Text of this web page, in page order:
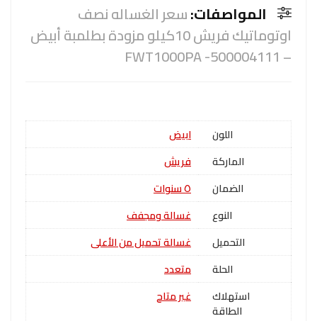
المواصفات:سعر الغساله نصف
اوتوماتيك فريش 10كيلو مزودة بطلمبة أبيض
– 500004111- FWT1000PA
اللون
ابيض
الماركة
فريش
الضمان
٥ سنوات
النوع
غسالة ومجفف
التحميل
غسالة تحميل من الأعلى
الحلة
متعدد
استهلاك
الطاقة
غير متاح